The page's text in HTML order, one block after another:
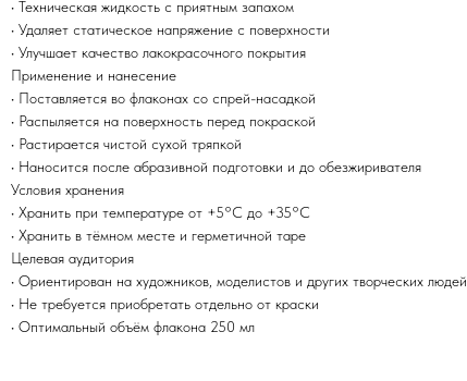
• Техническая жидкость с приятным запахом
• Удаляет статическое напряжение с поверхности
• Улучшает качество лакокрасочного покрытия
Применение и нанесение
• Поставляется во флаконах со спрей-насадкой
• Распыляется на поверхность перед покраской
• Растирается чистой сухой тряпкой
• Наносится после абразивной подготовки и до обезжиривателя
Условия хранения
• Хранить при температуре от +5°С до +35°С
• Хранить в тёмном месте и герметичной таре
Целевая аудитория
• Ориентирован на художников, моделистов и других творческих людей
• Не требуется приобретать отдельно от краски
• Оптимальный объём флакона 250 мл